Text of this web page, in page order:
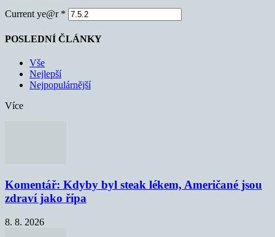
Current ye@r *
POSLEDNÍ ČLÁNKY
Vše
Nejlepší
Nejpopulárnější
Více
Komentář: Kdyby byl steak lékem, Američané jsou
zdraví jako řípa
8. 8. 2026